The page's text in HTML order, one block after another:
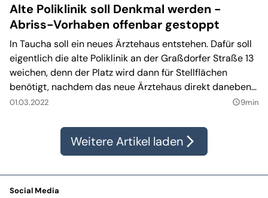
Alte Poliklinik soll Denkmal werden -
Abriss-Vorhaben offenbar gestoppt
In Taucha soll ein neues Ärztehaus entstehen. Dafür soll
eigentlich die alte Poliklinik an der Graßdorfer Straße 13
weichen, denn der Platz wird dann für Stellflächen
benötigt, nachdem das neue Ärztehaus direkt daneben
entstanden ist. Nach einem offenen Brief des Vereins
das Haus aufmerksam geworden und erwägt, das Haus
auf die Denkmalliste zu setzen.
01.03.2022 query_builder9min
Weitere Artikel laden arrow_forward_ios
Social Media